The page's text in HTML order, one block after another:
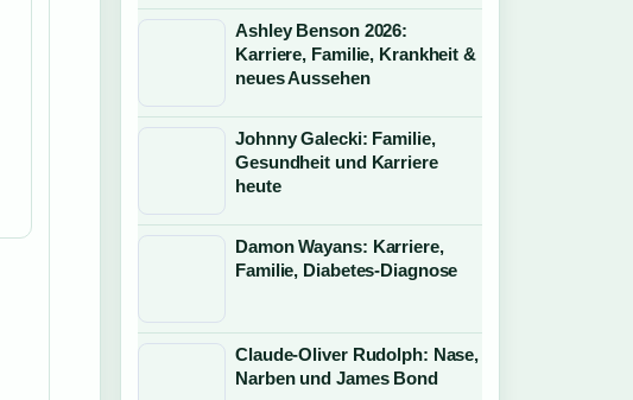
Ashley Benson 2026:
Karriere, Familie, Krankheit &
neues Aussehen
Johnny Galecki: Familie,
Gesundheit und Karriere
heute
Damon Wayans: Karriere,
Familie, Diabetes-Diagnose
Claude-Oliver Rudolph: Nase,
Narben und James Bond